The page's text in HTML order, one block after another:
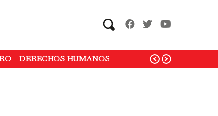
Search
DERECHOS HUMANOS